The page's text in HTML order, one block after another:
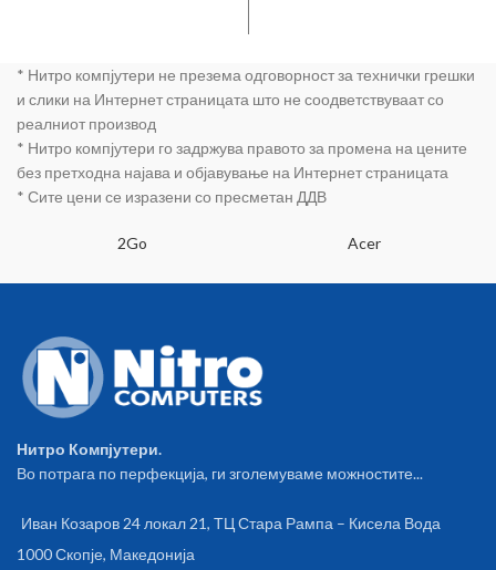
• Гарантирано време на одзив
при нарушеност на работните
високо: 7 часови - средно: 22
часови - умерено: 44 часови -
ниско: 144 часови • Резервна
копија на базата со податоци
* Нитро компјутери не презема одговорност за технички грешки
и слики на Интернет страницата што не соодветствуваат со
реалниот производ
* Нитро компјутери го задржува правото за промена на цените
без претходна најава и објавување на Интернет страницата
* Сите цени се изразени со пресметан ДДВ
2Go Acer
Нитро Компјутери.
Во потрага по перфекција, ги зголемуваме можностите...
Иван Козаров 24 локал 21, ТЦ Стара Рампа – Кисела Вода
1000 Скопје, Македонија